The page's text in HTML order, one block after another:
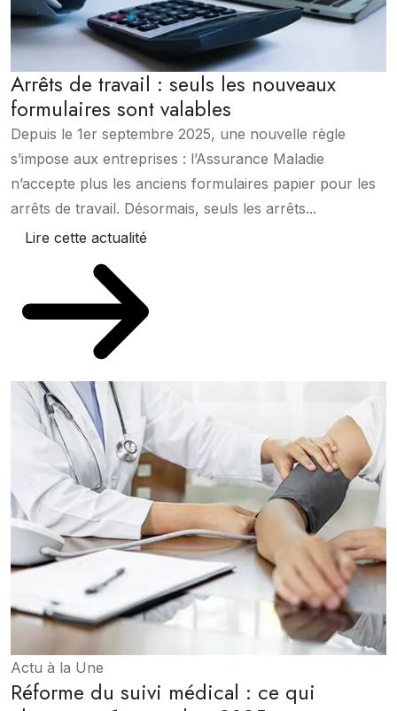
Arrêts de travail : seuls les nouveaux
formulaires sont valables
Depuis le 1er septembre 2025, une nouvelle règle
s’impose aux entreprises : l’Assurance Maladie
n’accepte plus les anciens formulaires papier pour les
arrêts de travail. Désormais, seuls les arrêts...
Lire cette actualité
Actu à la Une
Réforme du suivi médical : ce qui